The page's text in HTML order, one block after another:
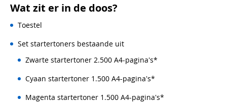
Wat zit er in de doos?
Toestel
Set startertoners bestaande uit
Zwarte startertoner 2.500 A4-pagina's*
Cyaan startertoner 1.500 A4-pagina's*
Magenta startertoner 1.500 A4-pagina's*